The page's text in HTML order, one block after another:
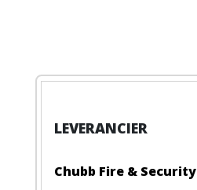
Chubb Fire & Security